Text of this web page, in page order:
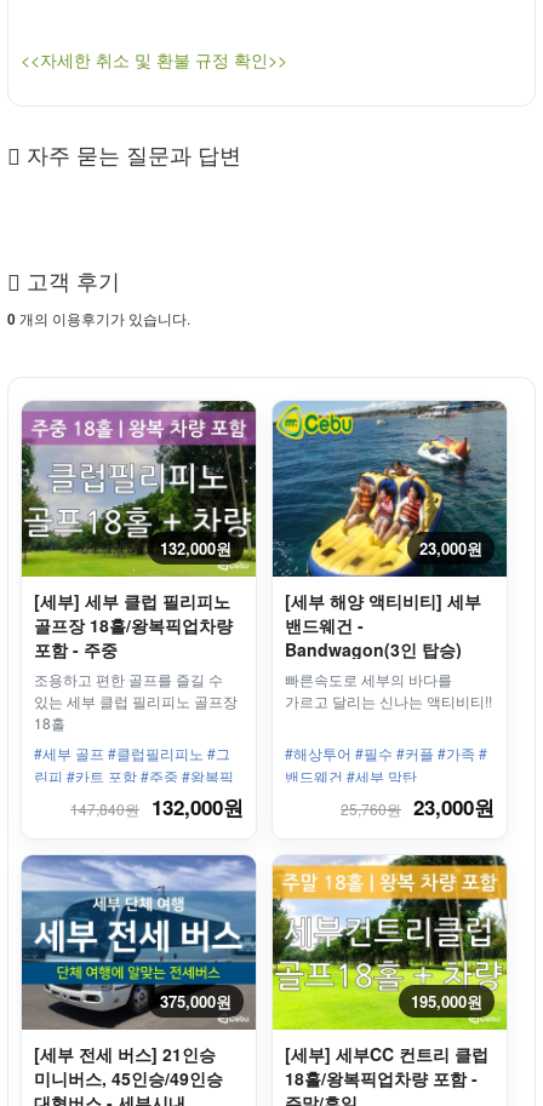
<<자세한 취소 및 환불 규정 확인>>
자주 묻는 질문과 답변
고객 후기
0 개의 이용후기가 있습니다.
132,000원
[세부] 세부 클럽 필리피노
골프장 18홀/왕복픽업차량
포함 - 주중
조용하고 편한 골프를 즐길 수
있는 세부 클럽 필리피노 골프장
18홀
#세부 골프 #클럽필리피노 #그
린피 #카트 포함 #주중 #왕복픽
업 #단독차량포함 #1인라운딩
147,840원 132,000원
23,000원
[세부 해양 액티비티] 세부
밴드웨건 -
Bandwagon(3인 탑승)
빠른속도로 세부의 바다를
가르고 달리는 신나는 액티비티!!
#해상투어 #필수 #커플 #가족 #
밴드웨건 #세부 막탄
25,760원 23,000원
375,000원
[세부 전세 버스] 21인승
미니버스, 45인승/49인승
195,000원
[세부] 세부CC 컨트리 클럽
18홀/왕복픽업차량 포함 -